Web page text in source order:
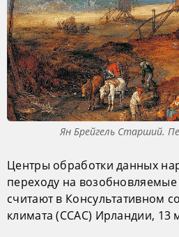
Ян Брейгель Старший.
Центры обработки данных
переходу на
считают в Консультативном
климата (CCAC) Ирландии,